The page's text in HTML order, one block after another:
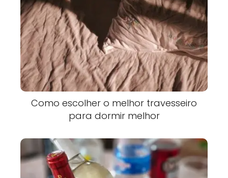
Como escolher o melhor travesseiro
para dormir melhor